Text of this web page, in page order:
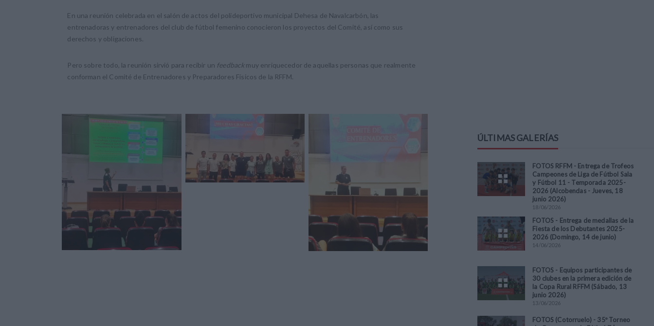
En una reunión celebrada en el salón de actos del polideportivo municipal Dehesa de Navalcarbón, las
entrenadoras y entrenadores del club de fútbol femenino conocieron los proyectos del Comité, así como sus
derechos y obligaciones.
Pero sobre todo, la reunión sirvió para recibir un feedbackmuy enriquecedor de aquellas personas que realmente
conforman el Comité de Entrenadores y Preparadores Físicos de la RFFM.
ÚLTIMAS GALERÍAS
FOTOS RFFM - Entrega de Trofeos
Campeones de Liga de Fútbol Sala
y Fútbol 11 - Temporada 2025-
2026 (Alcobendas - Jueves, 18
junio 2026)
18/06/2026
FOTOS - Entrega de medallas de la
Fiesta de los Debutantes 2025-
2026 (Domingo, 14 de junio)
14/06/2026
FOTOS - Equipos participantes de
30 clubes en la primera edición de
la Copa Rural RFFM (Sábado, 13
junio 2026)
13/06/2026
FOTOS (Cotorruelo) - 35º Torneo